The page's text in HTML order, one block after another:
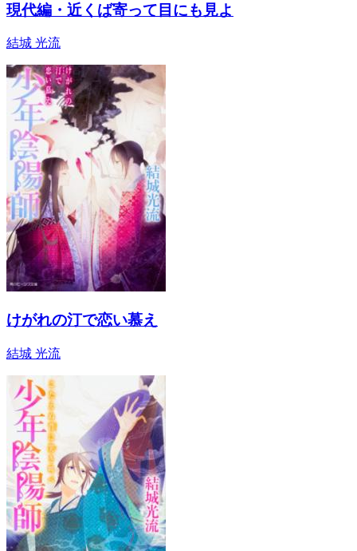
現代編・近くば寄って目にも見よ
結城 光流
けがれの汀で恋い慕え
結城 光流